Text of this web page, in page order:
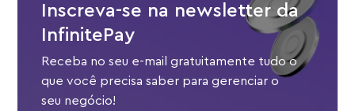
Inscreva-se na newsletter da
InfinitePay
Receba no seu e-mail gratuitamente tudo o
que você precisa saber para gerenciar o
seu negócio!